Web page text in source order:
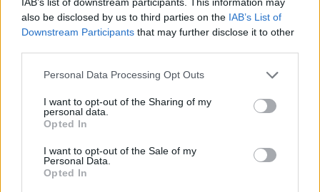
also be disclosed by us to third parties on the IAB’s List of
Downstream Participants that may further disclose it to other
Personal Data Processing Opt Outs
I want to opt-out of the Sharing of my
personal data.
Opted In
I want to opt-out of the Sale of my
Personal Data.
Opted In
Χρηματοοικονομικός
είσοδο στην πολωνική αγορά
ενέργειας
ξεκίνησε το πρόγραμμα
ΕΔΟΕΑΠ
IAB Hellas: Νέα Διοικούσα Επιτροπή και νέο Διοικητικό Συμβούλιο -